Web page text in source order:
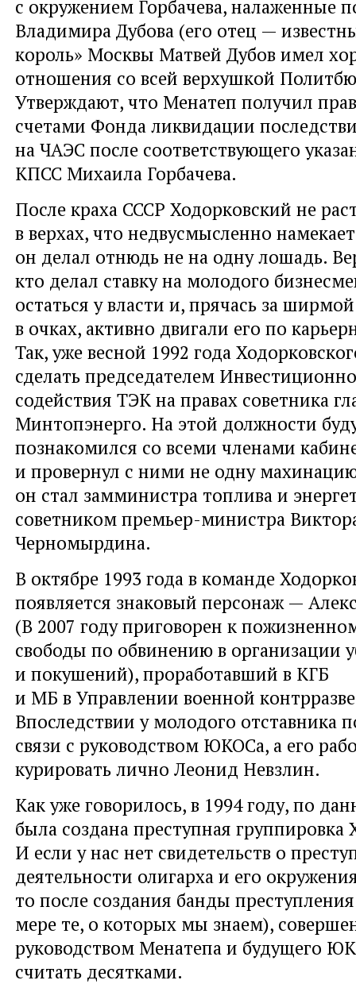
с окружением Горбачева, налаженные
Владимира Дубова (его отец —
король» Москвы Матвей Дубов имел
отношения со всей верхушкой
Утверждают, что Менатеп получил
счетами Фонда ликвидации
на ЧАЭС после соответствующего
КПСС Михаила Горбачева.
После краха СССР Ходорковский не
в верхах, что недвусмысленно
он делал отнюдь не на одну лошадь.
кто делал ставку на молодого
остаться у власти и, прячась за
в очках, активно двигали его по
Так, уже весной 1992 года
сделать председателем
содействия ТЭК на правах советника
Минтопэнерго. На этой должности
познакомился со всеми членами
и провернул с ними не одну
он стал замминистра топлива и
советником премьер-министра
Черномырдина.
В октябре 1993 года в команде
появляется знаковый персонаж —
(В 2007 году приговорен к
свободы по обвинению в организации
и покушений), проработавший в КГБ
и МБ в Управлении военной
Впоследствии у молодого отставника
связи с руководством ЮКОСа, а его
курировать лично Леонид Невзлин.
Как уже говорилось, в 1994 году, по
была создана преступная группировка
И если у нас нет свидетельств о
деятельности олигарха и его
то после создания банды
мере те, о которых мы знаем),
руководством Менатепа и будущего
считать десятками.